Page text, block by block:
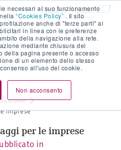
necessari al suo funzionamento
“Cookies Policy” . Il sito
anche di "terze parti" al
in linea con le preferenze
della navigazione alla rete.
mediante chiusura del
della pagina presente o accesso
di un elemento dello stesso
all'uso dei cookie.
Non acconsento
imprese
per le imprese
in